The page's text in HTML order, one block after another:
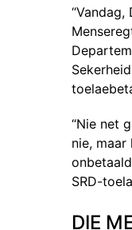
“Nie net
nie,
SRD-
DIE